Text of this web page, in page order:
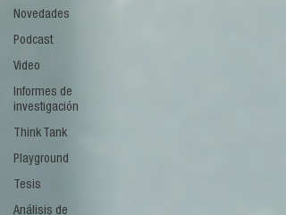
Novedades
Podcast
Video
Informes de
investigación
Think Tank
Playground
Tesis
Análisis de